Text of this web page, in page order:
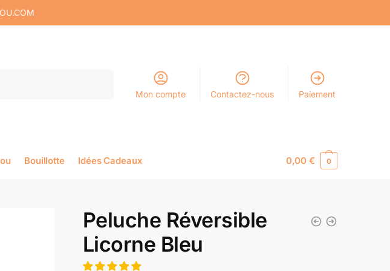
Mon compte Contactez-nous Paiement
Bouillotte Idées Cadeaux 0,00€ 0
Peluche Réversible
Licorne Bleu